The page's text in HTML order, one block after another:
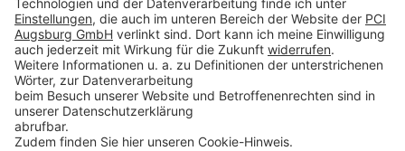
Sie möchten auch zukünftig gleich über unsere Online-
Seminare/Online-Angebote informiert werden?
Dann jetzt für den Newsletter registrieren.
Newsletter Anmeldung